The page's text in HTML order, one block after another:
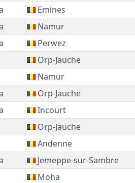
Emines
Namur
Perwez
Orp-Jauche
Namur
Orp-Jauche
Incourt
Orp-Jauche
Andenne
Jemeppe-sur-Sambre
Moha